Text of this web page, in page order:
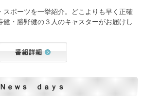
スポーツを一挙紹介。どこよりも早く正確
健・勝野健の３人のキャスターがお届けし
ｅｗｓ ｄａｙｓ